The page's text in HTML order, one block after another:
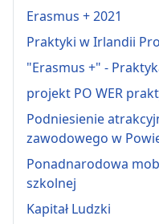
Erasmus + 2021
Praktyki w Irlandii
"Erasmus +" -
projekt PO WER
Podniesienie
zawodowego w
Ponadnarodowa
szkolnej
Kapitał Ludzki